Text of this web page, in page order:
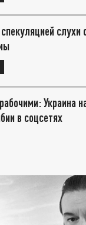
слухи
Украина
в соцсетях